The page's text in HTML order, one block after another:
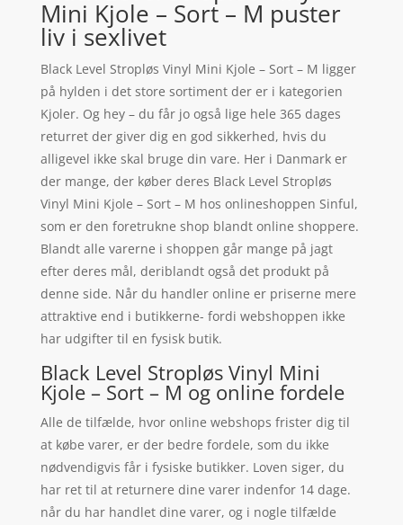
Mini Kjole – Sort – M puster
liv i sexlivet
Black Level Stropløs Vinyl Mini Kjole – Sort – M ligger
på hylden i det store sortiment der er i kategorien
Kjoler. Og hey – du får jo også lige hele 365 dages
returret der giver dig en god sikkerhed, hvis du
alligevel ikke skal bruge din vare. Her i Danmark er
der mange, der køber deres Black Level Stropløs
Vinyl Mini Kjole – Sort – M hos onlineshoppen Sinful,
som er den foretrukne shop blandt online shoppere.
Blandt alle varerne i shoppen går mange på jagt
efter deres mål, deriblandt også det produkt på
denne side. Når du handler online er priserne mere
attraktive end i butikkerne- fordi webshoppen ikke
har udgifter til en fysisk butik.
Black Level Stropløs Vinyl Mini
Kjole – Sort – M og online fordele
Alle de tilfælde, hvor online webshops frister dig til
at købe varer, er der bedre fordele, som du ikke
nødvendigvis får i fysiske butikker. Loven siger, du
har ret til at returnere dine varer indenfor 14 dage.
når du har handlet dine varer, og i nogle tilfælde